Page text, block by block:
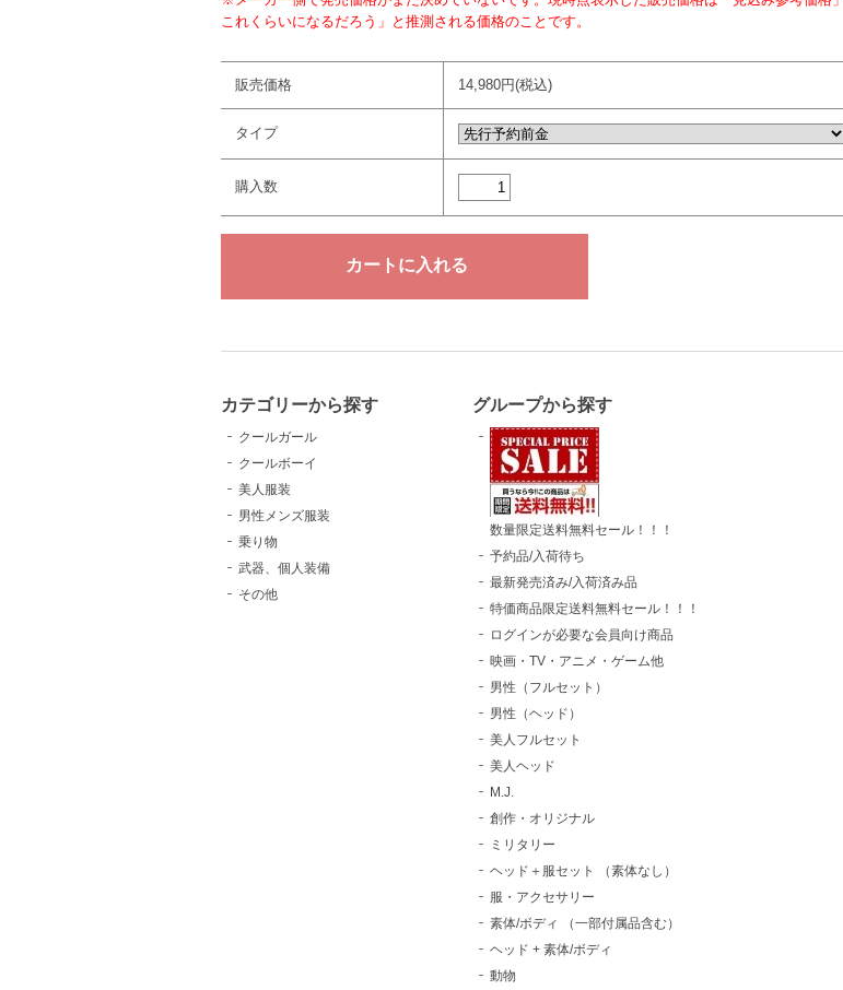
これくらいになるだろう」と推測される価格のことです。
販売価格 14,980円(税込)
タイプ
購入数
カテゴリーから探す
クールガール
クールボーイ
美人服装
男性メンズ服装
乗り物
武器、個人装備
その他
グループから探す
数量限定送料無料セール！！！
予約品/入荷待ち
最新発売済み/入荷済み品
特価商品限定送料無料セール！！！
ログインが必要な会員向け商品
映画・TV・アニメ・ゲーム他
男性（フルセット）
男性（ヘッド）
美人フルセット
美人ヘッド
M.J.
創作・オリジナル
ミリタリー
ヘッド＋服セット （素体なし）
服・アクセサリー
素体/ボディ （一部付属品含む）
ヘッド + 素体/ボディ
動物